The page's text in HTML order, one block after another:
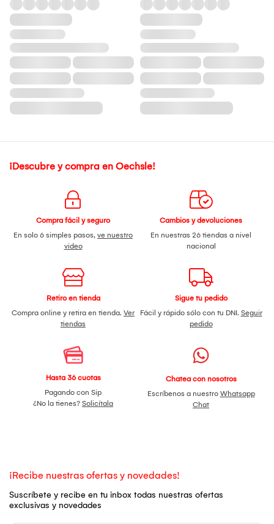
¡Descubre y compra en Oechsle!
Compra fácil y seguro
En solo 6 simples pasos, ve nuestro
video
Cambios y devoluciones
En nuestras 26 tiendas a nivel
nacional
Retiro en tienda
Compra online y retira en tienda. Ver
tiendas
Sigue tu pedido
Fácil y rápido sólo con tu DNI. Seguir
pedido
Hasta 36 cuotas
Pagando con Sip
¿No la tienes? Solicítala
Chatea con nosotros
Escríbenos a nuestro Whatsapp
Chat
¡Recibe nuestras ofertas y novedades!
Suscríbete y recibe en tu inbox todas nuestras ofertas
exclusivas y novedades